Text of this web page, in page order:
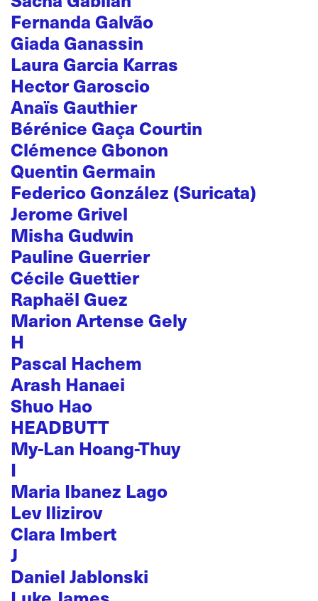
Fernanda Galvão
Giada Ganassin
Laura Garcia Karras
Hector Garoscio
Anaïs Gauthier
Bérénice Gaça Courtin
Clémence Gbonon
Quentin Germain
Federico González (Suricata)
Jerome Grivel
Misha Gudwin
Pauline Guerrier
Cécile Guettier
Raphaël Guez
Marion Artense Gely
H
Pascal Hachem
Arash Hanaei
Shuo Hao
HEADBUTT
My-Lan Hoang-Thuy
I
Maria Ibanez Lago
Lev Ilizirov
Clara Imbert
J
Daniel Jablonski